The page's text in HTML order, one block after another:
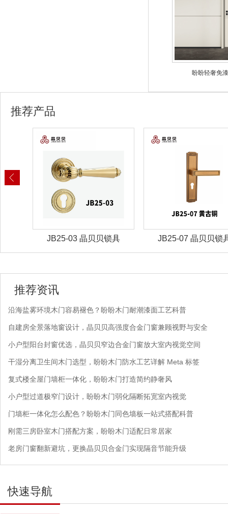
盼盼轻奢免
推荐产品
JB25-03 晶贝贝锁具 JB25-07 晶贝贝锁
推荐资讯
沿海盐雾环境木门容易褪色？盼盼木门耐潮漆面工艺科普
自建房全景落地窗设计，晶贝贝高强度合金门窗兼顾视野与安全
小户型阳台封窗优选，晶贝贝窄边合金门窗放大室内视觉空间
干湿分离卫生间木门选型，盼盼木门防水工艺详解 Meta 标签
复式楼全屋门墙柜一体化，盼盼木门打造简约静奢风
小户型过道极窄门设计，盼盼木门弱化隔断拓宽室内视觉
门墙柜一体化怎么配色？盼盼木门同色墙板一站式搭配科普
刚需三房卧室木门搭配方案，盼盼木门适配日常居家
老房门窗翻新避坑，更换晶贝贝合金门实现隔音节能升级
快速导航